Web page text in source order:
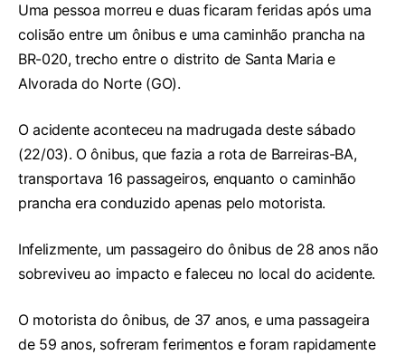
Uma pessoa morreu e duas ficaram feridas após uma
colisão entre um ônibus e uma caminhão prancha na
BR-020, trecho entre o distrito de Santa Maria e
Alvorada do Norte (GO).
O acidente aconteceu na madrugada deste sábado
(22/03). O ônibus, que fazia a rota de Barreiras-BA,
transportava 16 passageiros, enquanto o caminhão
prancha era conduzido apenas pelo motorista.
Infelizmente, um passageiro do ônibus de 28 anos não
sobreviveu ao impacto e faleceu no local do acidente.
O motorista do ônibus, de 37 anos, e uma passageira
de 59 anos, sofreram ferimentos e foram rapidamente